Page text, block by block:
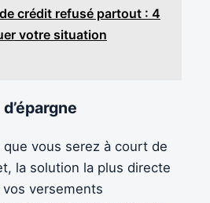
crédit refusé partout : 4
votre situation
vous serez à court de
la solution la plus directe
versements